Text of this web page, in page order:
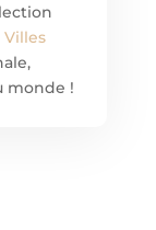
Villes
monde !